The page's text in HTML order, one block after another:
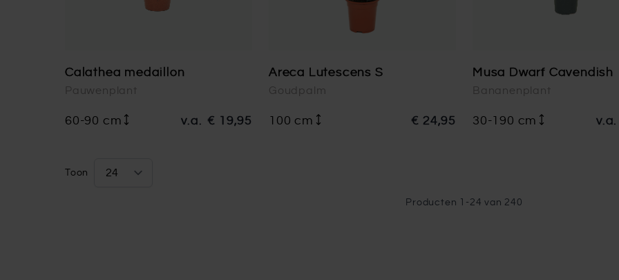
Calathea medaillon
Pauwenplant
60-90 cm v.a. € 19,95
Areca Lutescens S
Goudpalm
100 cm € 24,95
Musa Dwarf Cavendish
Bananenplant
30-190 cm v.a.
Toon
Producten - 24 van 240